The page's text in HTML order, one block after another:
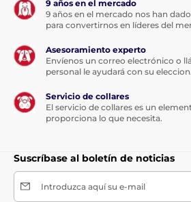
9 años en el mercado
9 años en el mercado nos han
para convertirnos en líderes del
Asesoramiento experto
Envíenos un correo electrónico o
personal le ayudará con su eleccion.
Servicio de collares
El servicio de collares es un
proporciona lo que necesita.
Suscríbase al boletín de noticias
Introduzca aquí su e-mail